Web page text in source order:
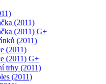
(2011)
(2011) G+
(2011)
(2011)
(2011) G+
trhy (2011)
(2011)